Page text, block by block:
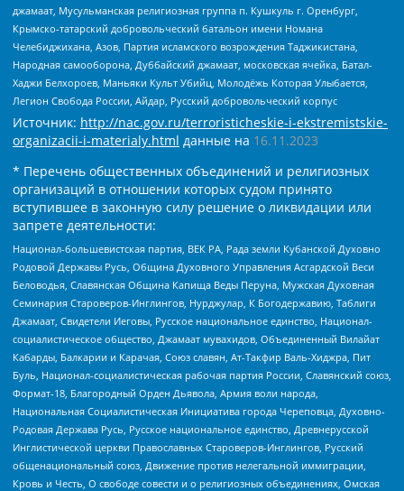
джамаат, Мусульманская религиозная группа п. Кушкуль г. Оренбург,
Крымско-татарский добровольческий батальон имени Номана
Челебиджихана, Азов, Партия исламского возрождения Таджикистана,
Народная самооборона, Дуббайский джамаат, московская ячейка, Батал-
Хаджи Белхороев, Маньяки Культ Убийц, Молодёжь Которая Улыбается,
Легион Свобода России, Айдар, Русский добровольческий корпус
Источник: http://nac.gov.ru/terroristicheskie-i-ekstremistskie-
organizacii-i-materialy.html данные на 16.11.2023
* Перечень общественных объединений и религиозных
организаций в отношении которых судом принято
вступившее в законную силу решение о ликвидации или
запрете деятельности:
Национал-большевистская партия, ВЕК РА, Рада земли Кубанской Духовно
Родовой Державы Русь, Община Духовного Управления Асгардской Веси
Беловодья, Славянская Община Капища Веды Перуна, Мужская Духовная
Семинария Староверов-Инглингов, Нурджулар, К Богодержавию, Таблиги
Джамаат, Свидетели Иеговы, Русское национальное единство, Национал-
социалистическое общество, Джамаат мувахидов, Объединенный Вилайат
Кабарды, Балкарии и Карачая, Союз славян, Ат-Такфир Валь-Хиджра, Пит
Буль, Национал-социалистическая рабочая партия России, Славянский союз,
Формат-18, Благородный Орден Дьявола, Армия воли народа,
Национальная Социалистическая Инициатива города Череповца, Духовно-
Родовая Держава Русь, Русское национальное единство, Древнерусской
Инглистической церкви Православных Староверов-Инглингов, Русский
общенациональный союз, Движение против нелегальной иммиграции,
Кровь и Честь, О свободе совести и о религиозных объединениях, Омская